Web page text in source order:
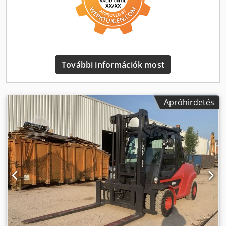
További információk most
Apróhirdetés